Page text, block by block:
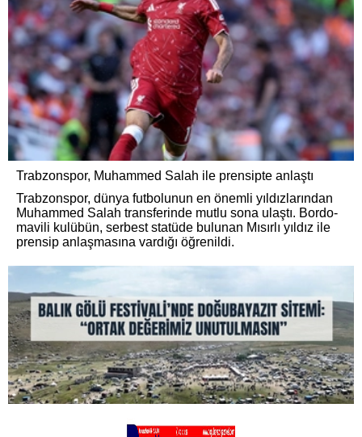
Trabzonspor, Muhammed Salah ile prensipte anlaştı
Trabzonspor, dünya futbolunun en önemli yıldızlarından
Muhammed Salah transferinde mutlu sona ulaştı. Bordo-
mavili kulübün, serbest statüde bulunan Mısırlı yıldız ile
prensip anlaşmasına vardığı öğrenildi.